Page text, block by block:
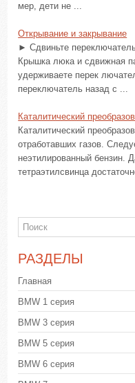
мер, дети не ...
Открывание и закрывание
► Сдвиньте
Крышка люка и сдвижная
удерживаете перек
переключатель назад с ...
Каталитический
Каталитический
отработавших газов.
неэтилированный бензин.
тетраэтилсвинца
РАЗДЕЛЫ
Главная
BMW 1 серия
BMW 3 серия
BMW 5 серия
BMW 6 серия